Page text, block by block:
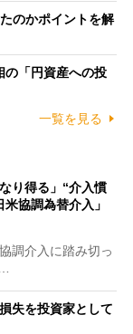
のかポイントを解
の「円資産への投
一覧を見る
り得る」“介入慣
協調為替介入」
調介入に踏み切っ
失を投資家として